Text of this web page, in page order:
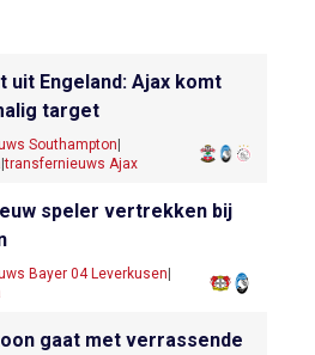
uit Engeland: Ajax komt
target
Southampton|
|transfernieuws Ajax
speler vertrekken bij
Bayer 04 Leverkusen|
gaat met verrassende